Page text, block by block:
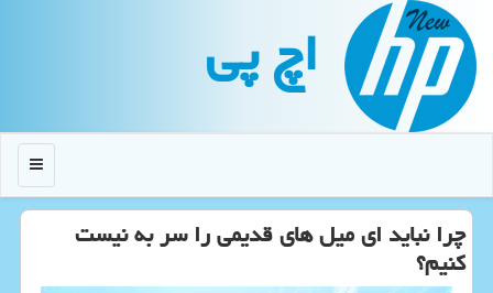
اچ پی
منو
چرا نباید ای میل های قدیمی را سر به نیست
كنیم؟